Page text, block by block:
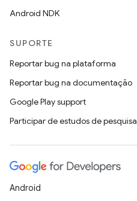
Android NDK
SUPORTE
Reportar bug na plataforma
Reportar bug na documentação
Google Play support
Participar de estudos de pesquisa
Android